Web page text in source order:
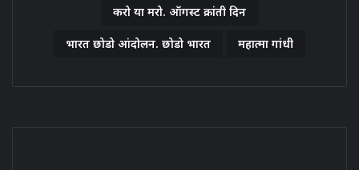
करो या मरो. ऑगस्ट क्रांती दिन
भारत छोडो आंदोलन. छोडो भारत महात्मा गांधी